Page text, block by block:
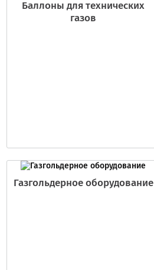
Баллоны для технических
газов
Газгольдерное оборудование